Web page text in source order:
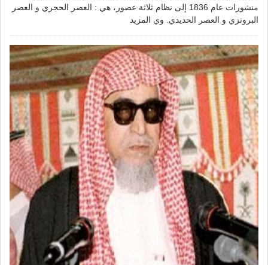
منشورات عام 1836 إلى نظام ثلاثة عصور، هي : العصر الحجري و العصر
البرونزي و العصر الحديدي. ويالمزيد